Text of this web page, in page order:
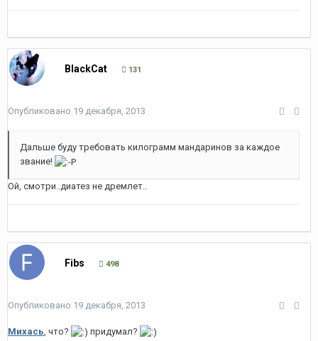
BlackCat 131
Опубликовано 19 декабря, 2013
Дальше буду требовать килограмм мандаринов за каждое
звание!
Ой, смотри..диатез не дремлет..
Fibs 498
Опубликовано 19 декабря, 2013
Михась, что? придумал?